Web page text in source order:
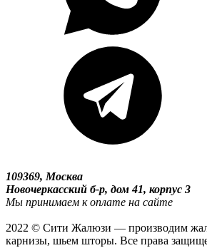
109369, Москва
Новочеркасский б-р, дом 41, корпус 3
Мы принимаем к оплате на сайте
2022 © Сити Жалюзи — производим
карнизы, шьем шторы. Все права